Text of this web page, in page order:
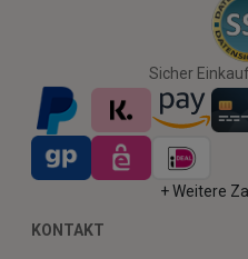
Sicher
+ Weitere
KONTAKT